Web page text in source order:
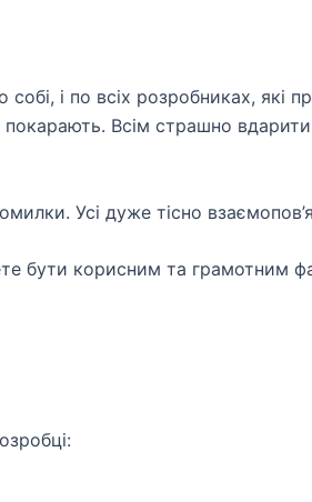
і по всіх розробниках, які
Всім страшно
Усі дуже тісно
бути корисним та грамотним